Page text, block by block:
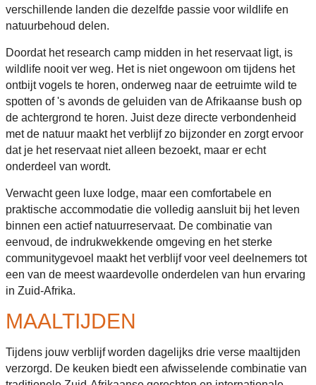
verschillende landen die dezelfde passie voor wildlife en
natuurbehoud delen.
Doordat het research camp midden in het reservaat ligt, is
wildlife nooit ver weg. Het is niet ongewoon om tijdens het
ontbijt vogels te horen, onderweg naar de eetruimte wild te
spotten of 's avonds de geluiden van de Afrikaanse bush op
de achtergrond te horen. Juist deze directe verbondenheid
met de natuur maakt het verblijf zo bijzonder en zorgt ervoor
dat je het reservaat niet alleen bezoekt, maar er echt
onderdeel van wordt.
Verwacht geen luxe lodge, maar een comfortabele en
praktische accommodatie die volledig aansluit bij het leven
binnen een actief natuurreservaat. De combinatie van
eenvoud, de indrukwekkende omgeving en het sterke
communitygevoel maakt het verblijf voor veel deelnemers tot
een van de meest waardevolle onderdelen van hun ervaring
in Zuid-Afrika.
MAALTIJDEN
Tijdens jouw verblijf worden dagelijks drie verse maaltijden
verzorgd. De keuken biedt een afwisselende combinatie van